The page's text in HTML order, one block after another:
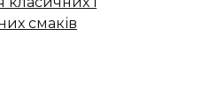
смаків